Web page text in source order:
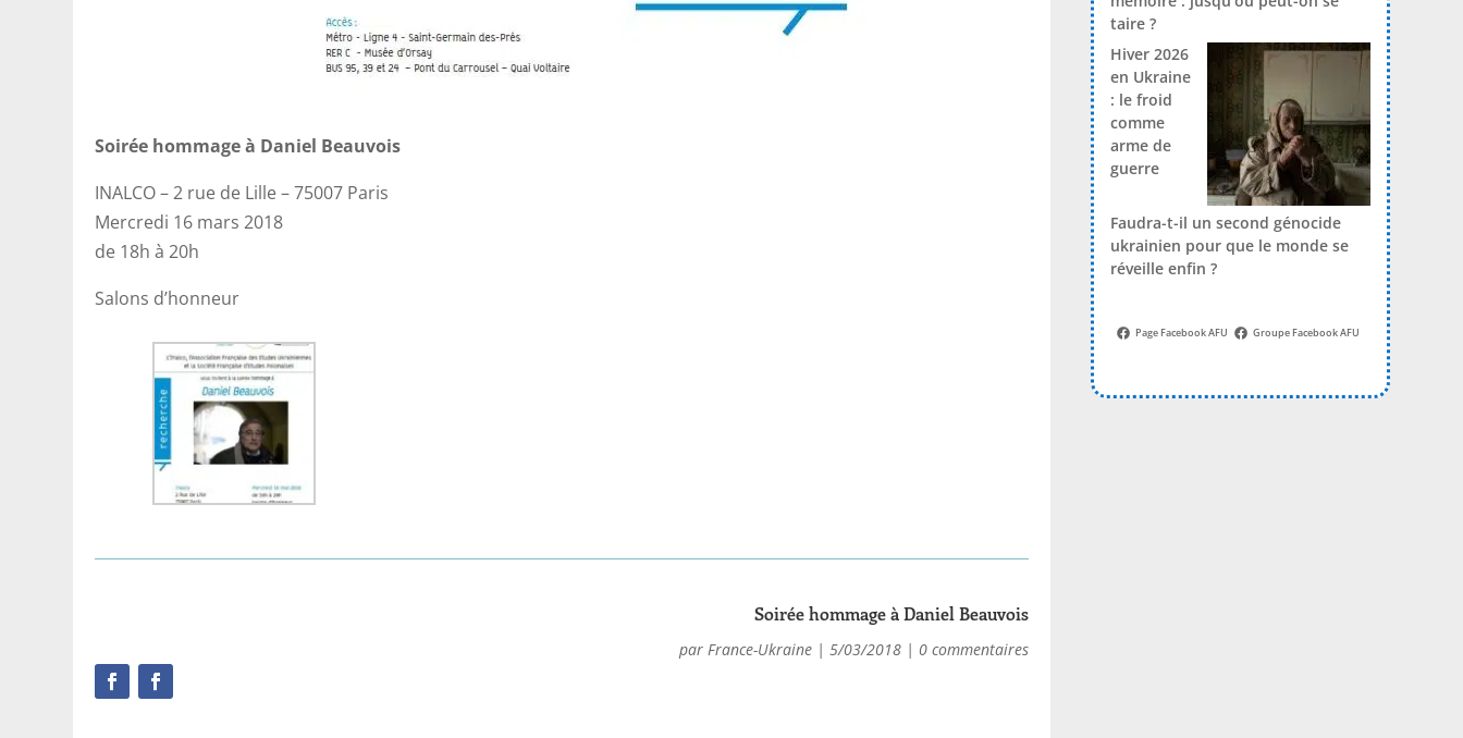
Soirée hommage à Daniel Beauvois
INALCO – 2 rue de Lille – 75007 Paris
Mercredi 16 mars 2018
de 18h à 20h
Salons d’honneur
Soirée hommage à Daniel Beauvois
par France-Ukraine |5/03/2018 |0 commentaires
taire ?
Hiver 2026
en Ukraine
: le froid
comme
arme de
guerre
Faudra-t-il un second génocide
ukrainien pour que le monde se
réveille enfin ?
Page Facebook AFU Groupe Facebook AFU